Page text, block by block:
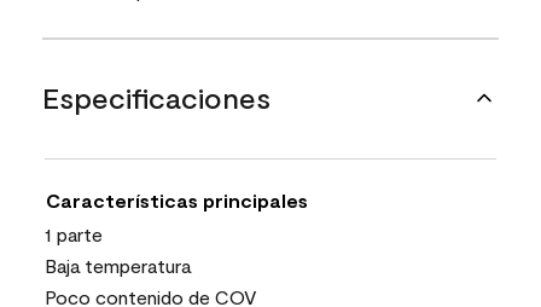
Especificaciones
Características principales
1 parte
Baja temperatura
Poco contenido de COV